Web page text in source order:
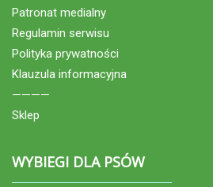
Patronat medialny
Regulamin serwisu
Polityka prywatności
Klauzula informacyjna
————
Sklep
WYBIEGI DLA PSÓW